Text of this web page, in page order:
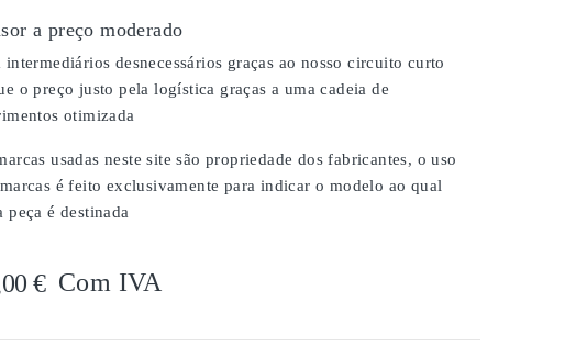
a preço moderado
intermediários desnecessários graças ao nosso circuito curto
o preço justo pela logística graças a uma cadeia de
otimizada
usadas neste site são propriedade dos fabricantes, o uso
é feito exclusivamente para indicar o modelo ao qual
peça é destinada
€ Com IVA